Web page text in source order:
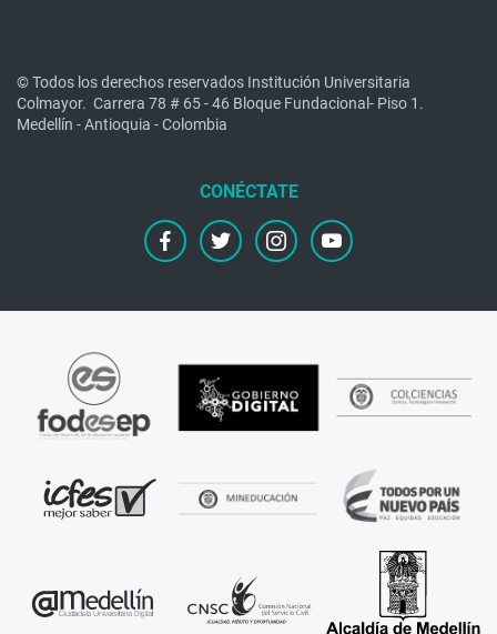
© Todos los derechos reservados Institución Universitaria
Colmayor. Carrera 78 # 65 - 46 Bloque Fundacional- Piso 1.
Medellín - Antioquia - Colombia